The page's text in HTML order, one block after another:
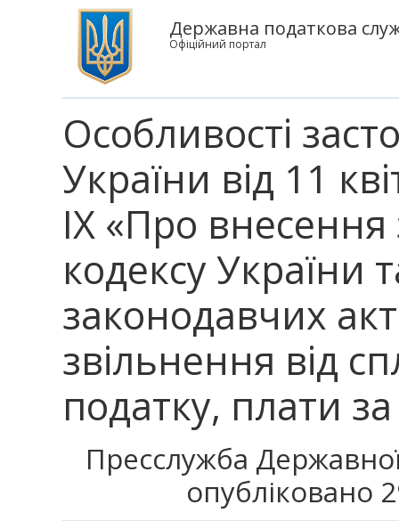
Державна податкова
Офіційний портал
Особливості
України від 11
ІХ «Про
кодексу України
законодавчих
звільнення від
податку, плати
Пресслужба
опубліковано